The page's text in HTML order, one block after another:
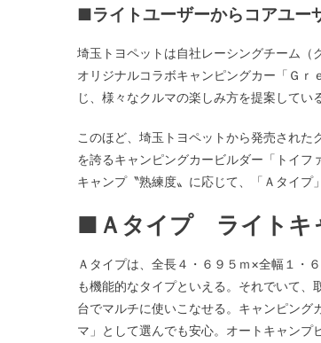
■ライトユーザーからコアユー
埼玉トヨペットは自社レーシングチーム
オリジナルコラボキャンピングカー「Ｇ
じ、様々なクルマの楽しみ方を提案してい
このほど、埼玉トヨペットから発売され
を誇るキャンピングカービルダー「トイ
キャンプ〝熟練度〟に応じて、「Ａタイプ
■Ａタイプ ライトキ
Ａタイプは、全長４・６９５ｍ×全幅１・
も機能的なタイプといえる。それでいて
台でマルチに使いこなせる。キャンピン
マ」として選んでも安心。オートキャン